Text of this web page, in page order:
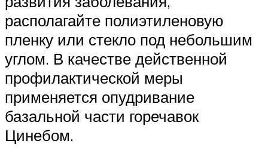
располагайте полиэтиленовую
пленку или стекло под небольшим
углом. В качестве действенной
профилактической меры
применяется опудривание
базальной части горечавок
Цинебом.